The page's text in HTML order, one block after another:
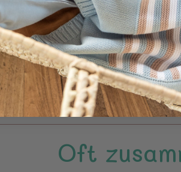
mit einer Textzeile bestickt.
Bio-Baumwolle und aus GOTS zertifizierter,
2. Geburtstag, 3. Geburtstag, 4. - 6.
Violette
Oft